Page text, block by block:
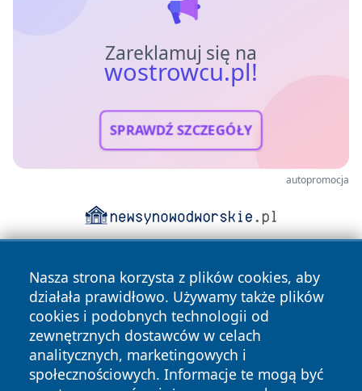
Zareklamuj się na
wostrowcu.pl!
SPRAWDŹ SZCZEGÓŁY
autopromocja
Nasza strona korzysta z plików cookies, aby
działała prawidłowo. Używamy także plików
cookies i podobnych technologii od
zewnętrznych dostawców w celach
analitycznych, marketingowych i
społecznościowych. Informacje te mogą być
Copyright © 2026 wostrowcu.pl Wszystkie prawa zastrzeżone.